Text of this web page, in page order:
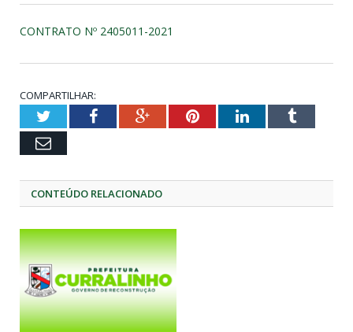
CONTRATO Nº 2405011-2021
COMPARTILHAR:
TwitterFacebookGoogle+PinterestLinkedInTumblr
Email
CONTEÚDO RELACIONADO